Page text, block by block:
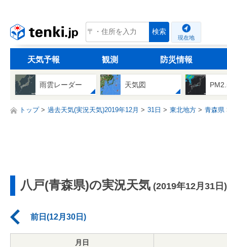
tenki.jp 検索
現在地
天気予報 観測 防災情報
雨雲レーダー 天気図
トップ 過去天気(実況天気)2019年12月 31日 東北地方 青森県
八戸(青森県)の実況天気 (2019年12月31日)
前日(12月30日)
月日